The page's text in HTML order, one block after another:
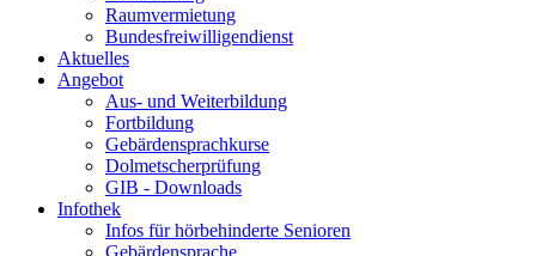
Raumvermietung
Bundesfreiwilligendienst
Aktuelles
Angebot
Aus- und Weiterbildung
Fortbildung
Gebärdensprachkurse
Dolmetscherprüfung
GIB - Downloads
Infothek
Infos für hörbehinderte Senioren
Gebärdensprache